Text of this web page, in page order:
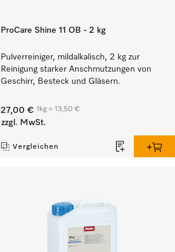
ProCare Shine 11 OB - 2 kg
Pulverreiniger, mildalkalisch, 2 kg zur
Reinigung starker Anschmutzungen von
Geschirr, Besteck und Gläsern.
27,00 € 1kg = 13,50 €
zzgl. MwSt.
Vergleichen